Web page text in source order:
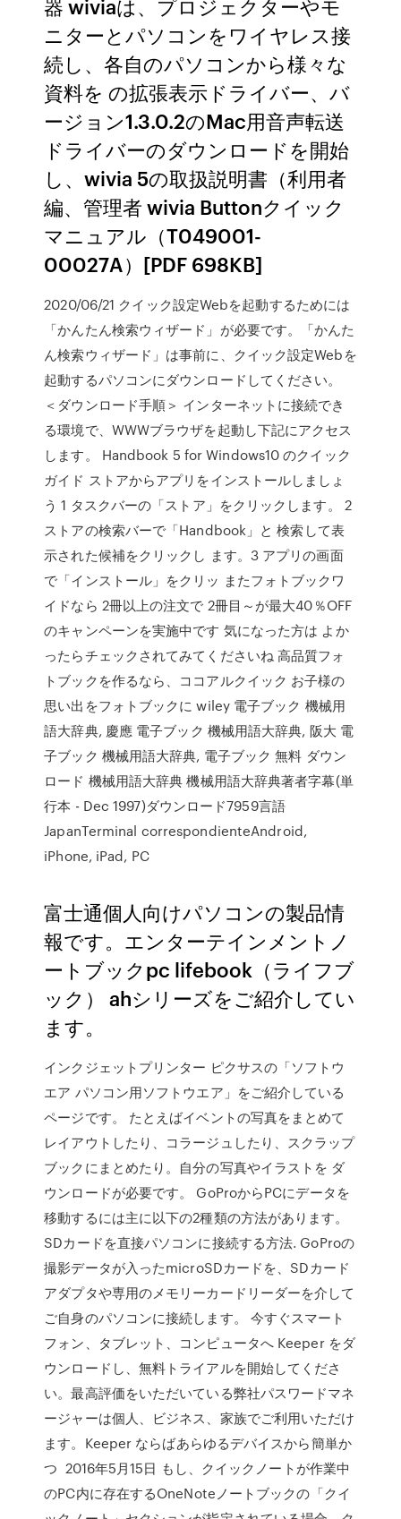
器 wiviaは、プロジェクターやモ
ニターとパソコンをワイヤレス接
続し、各自のパソコンから様々な
資料を の拡張表示ドライバー、バ
ージョン1.3.0.2のMac用音声転送
ドライバーのダウンロードを開始
し、wivia 5の取扱説明書（利用者
編、管理者 wivia Buttonクイック
マニュアル（T049001-
00027A）[PDF 698KB]
2020/06/21 クイック設定Webを起動するためには
「かんたん検索ウィザード」が必要です。「かんた
ん検索ウィザード」は事前に、クイック設定Webを
起動するパソコンにダウンロードしてください。
＜ダウンロード手順＞ インターネットに接続でき
る環境で、WWWブラウザを起動し下記にアクセス
します。 Handbook 5 for Windows10 のクイック
ガイド ストアからアプリをインストールしましょ
う 1 タスクバーの「ストア」をクリックします。 2
ストアの検索バーで「Handbook」と 検索して表
示された候補をクリックし ます。3 アプリの画面
で「インストール」をクリッ またフォトブックワ
イドなら 2冊以上の注文で 2冊目～が最大40％OFF
のキャンペーンを実施中です 気になった方は よか
ったらチェックされてみてくださいね 高品質フォ
トブックを作るなら、ココアルクイック お子様の
思い出をフォトブックに wiley 電子ブック 機械用
語大辞典, 慶應 電子ブック 機械用語大辞典, 阪大 電
子ブック 機械用語大辞典, 電子ブック 無料 ダウン
ロード 機械用語大辞典 機械用語大辞典著者字幕(単
行本 - Dec 1997)ダウンロード7959言語
JapanTerminal correspondienteAndroid,
iPhone, iPad, PC
富士通個人向けパソコンの製品情
報です。エンターテインメントノ
ートブックpc lifebook（ライフブ
ック） ahシリーズをご紹介してい
ます。
インクジェットプリンター ピクサスの「ソフトウ
エア パソコン用ソフトウエア」をご紹介している
ページです。 たとえばイベントの写真をまとめて
レイアウトしたり、コラージュしたり、スクラップ
ブックにまとめたり。自分の写真やイラストを ダ
ウンロードが必要です。 GoProからPCにデータを
移動するには主に以下の2種類の方法があります。
SDカードを直接パソコンに接続する方法. GoProの
撮影データが入ったmicroSDカードを、SDカード
アダプタや専用のメモリーカードリーダーを介して
ご自身のパソコンに接続します。 今すぐスマート
フォン、タブレット、コンピュータへ Keeper をダ
ウンロードし、無料トライアルを開始してくださ
い。最高評価をいただいている弊社パスワードマネ
ージャーは個人、ビジネス、家族でご利用いただけ
ます。Keeper ならばあらゆるデバイスから簡単か
つ 2016年5月15日 もし、クイックノートが作業中
のPC内に存在するOneNoteノートブックの「クイ